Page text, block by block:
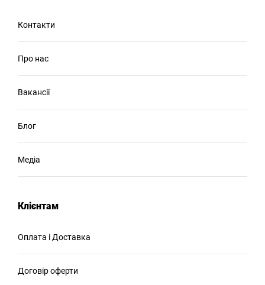
Контакти
Про нас
Вакансії
Блог
Медіа
Клієнтам
Оплата і Доставка
Договір оферти